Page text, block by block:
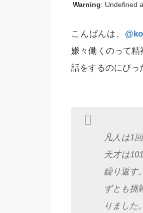
Warning: Undefined
こんばんは、
嫌々働くのって
話をするのにぴっ
凡人は1
天才は
繰り返す
ずとも挑
りました